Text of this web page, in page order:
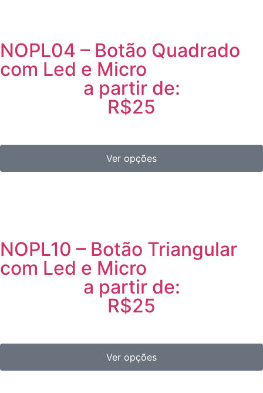
NOPL04 – Botão Quadrado
com Led e Micro
a partir de:
R$25
Ver opções
NOPL10 – Botão Triangular
com Led e Micro
a partir de:
R$25
Ver opções